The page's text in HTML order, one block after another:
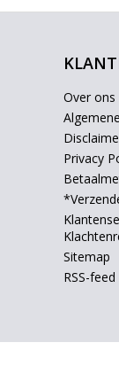
Over ons
Privacy
Sitemap
RSS-feed